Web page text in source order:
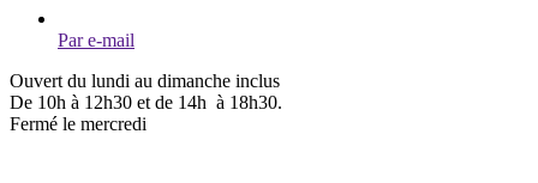
Par e-mail
Ouvert du lundi au dimanche inclus
De 10h à 12h30 et de 14h à 18h30.
Fermé le mercredi